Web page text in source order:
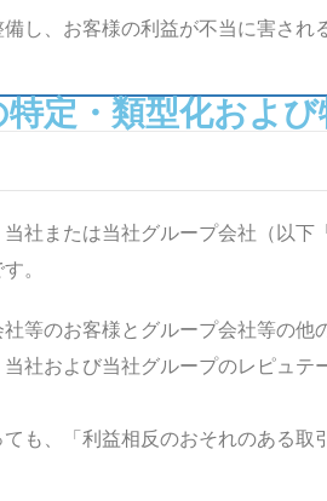
し、お客様の利益が不当に害され
定・類型化およ
社または当社グループ会社（以下
。
のお客様とグループ会社等の他
社および当社グループのレピュ
も、「利益相反のおそれのある